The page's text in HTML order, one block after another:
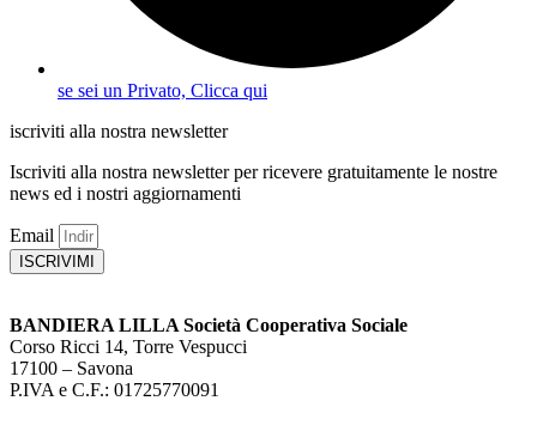
se sei un Privato, Clicca qui
iscriviti alla nostra newsletter
Iscriviti alla nostra newsletter per ricevere gratuitamente le nostre
news ed i nostri aggiornamenti
Email
ISCRIVIMI
BANDIERA LILLA Società Cooperativa Sociale
Corso Ricci 14, Torre Vespucci
17100 – Savona
P.IVA e C.F.: 01725770091